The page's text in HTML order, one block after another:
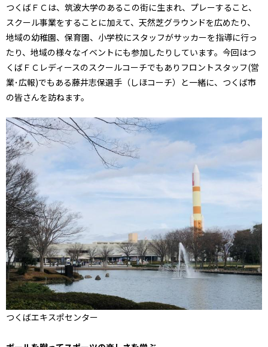
つくばＦＣは、筑波大学のあるこの街に生まれ、プレーすること、
スクール事業をすることに加えて、天然芝グラウンドを広めたり、
地域の幼稚園、保育園、小学校にスタッフがサッカーを指導に行っ
たり、地域の様々なイベントにも参加したりしています。今回はつ
くばＦＣレディースのスクールコーチでもありフロントスタッフ(営
業･広報)でもある藤井志保選手（しほコーチ）と一緒に、つくば市
の皆さんを訪ねます。
つくばエキスポセンター